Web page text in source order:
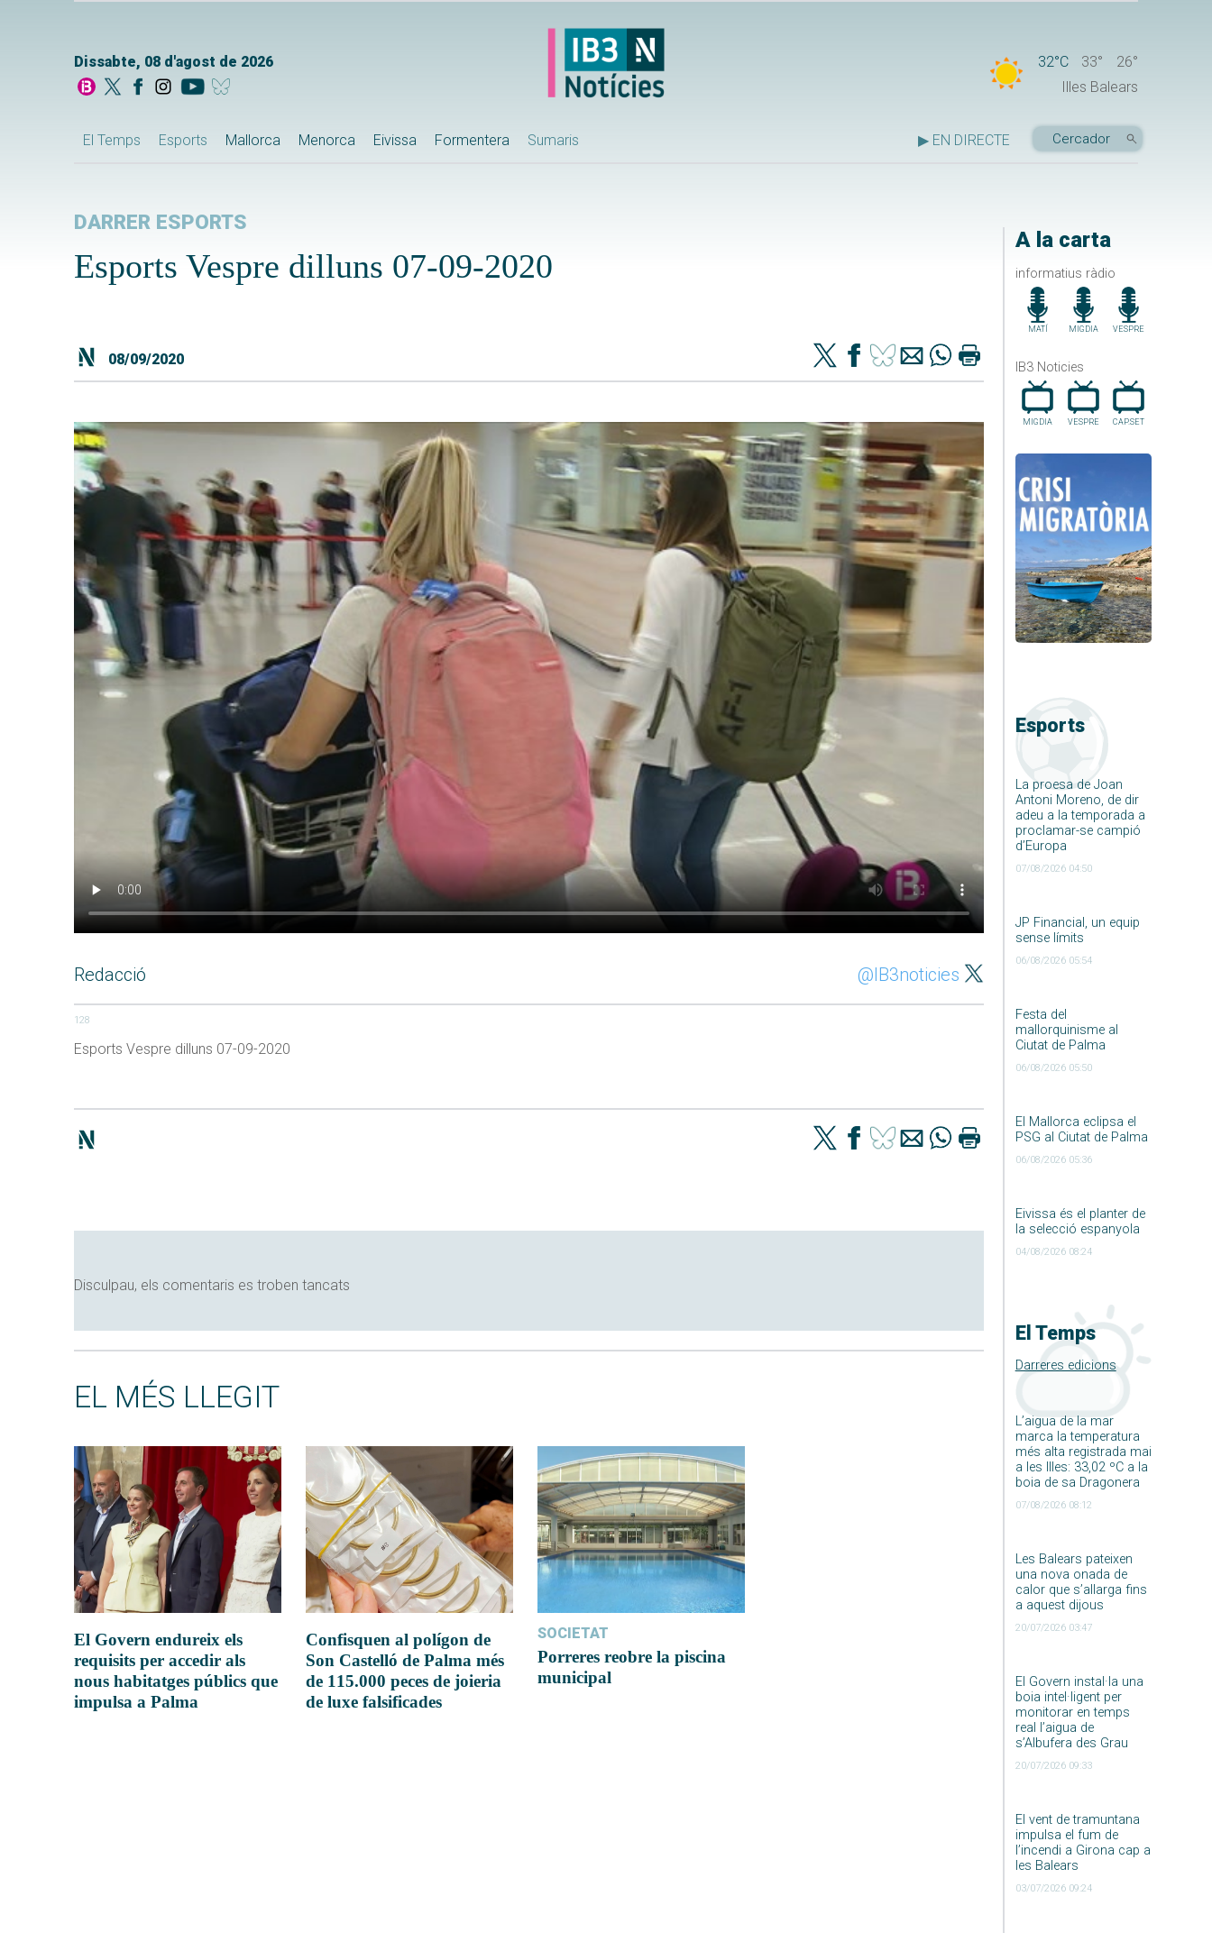
Dissabte, 08 d'agost de 2026 32°C 33°
26°
Illes Balears
El Temps Esports Mallorca Menorca Eivissa Formentera Sumaris ▶ EN DIRECTE
A la carta
informatius ràdio
MATÍ MIGDIA VESPRE
IB3 Noticies
MIGDIA VESPRE CAP.SET
Esports
La proesa de Joan
Antoni Moreno, de dir
adeu a la temporada a
proclamar-se campió
d’Europa
07/08/2026 04:50
JP Financial, un equip
sense límits
06/08/2026 05:54
Festa del
mallorquinisme al
Ciutat de Palma
06/08/2026 05:50
El Mallorca eclipsa el
PSG al Ciutat de Palma
06/08/2026 05:36
Eivissa és el planter de
la selecció espanyola
04/08/2026 08:24
El Temps
Darreres edicions
L’aigua de la mar
marca la temperatura
més alta registrada mai
a les Illes: 33,02 ºC a la
boia de sa Dragonera
07/08/2026 08:12
Les Balears pateixen
una nova onada de
calor que s’allarga fins
a aquest dijous
20/07/2026 03:47
El Govern instal·la una
boia intel·ligent per
monitorar en temps
real l’aigua de
s’Albufera des Grau
20/07/2026 09:33
El vent de tramuntana
impulsa el fum de
l’incendi a Girona cap a
les Balears
03/07/2026 09:24
DARRER ESPORTS
Esports Vespre dilluns 07-09-2020
08/09/2020
Redacció @IB3noticies
128
Esports Vespre dilluns 07-09-2020
Disculpau, els comentaris es troben tancats
EL MÉS LLEGIT
El Govern endureix els
requisits per accedir als
nous habitatges públics que
impulsa a Palma
Confisquen al polígon de
Son Castelló de Palma més
de 115.000 peces de joieria
de luxe falsificades
SOCIETAT
Porreres reobre la piscina
municipal